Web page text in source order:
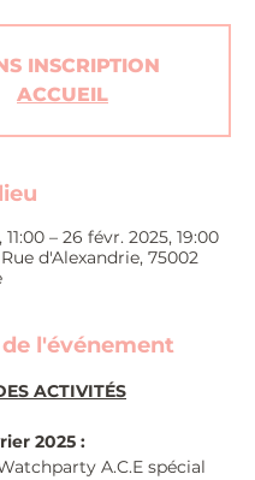
INSCRIPTION
ACCUEIL
– 26 févr. 2025, 19:00
d'Alexandrie, 75002
l'événement
ACTIVITÉS
2025 :
A.C.E spécial